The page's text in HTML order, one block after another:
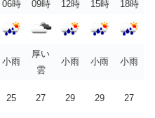
06時
09時
12時
15時
18時
小雨
厚い
雲
小雨 小雨 小雨
25 27 29 29 27